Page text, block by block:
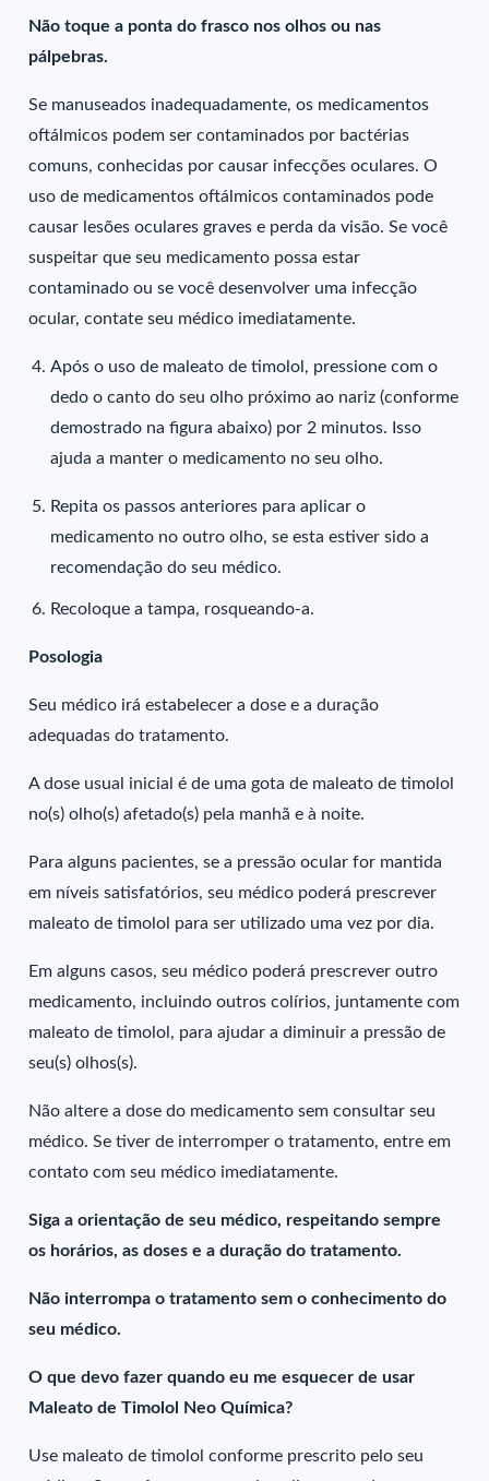
Não toque a ponta do frasco nos olhos ou nas
pálpebras.
Se manuseados inadequadamente, os medicamentos
oftálmicos podem ser contaminados por bactérias
comuns, conhecidas por causar infecções oculares. O
uso de medicamentos oftálmicos contaminados pode
causar lesões oculares graves e perda da visão. Se você
suspeitar que seu medicamento possa estar
contaminado ou se você desenvolver uma infecção
ocular, contate seu médico imediatamente.
Após o uso de maleato de timolol, pressione com o
dedo o canto do seu olho próximo ao nariz (conforme
demostrado na figura abaixo) por 2 minutos. Isso
ajuda a manter o medicamento no seu olho.
Repita os passos anteriores para aplicar o
medicamento no outro olho, se esta estiver sido a
recomendação do seu médico.
Recoloque a tampa, rosqueando-a.
Posologia
Seu médico irá estabelecer a dose e a duração
adequadas do tratamento.
A dose usual inicial é de uma gota de maleato de timolol
no(s) olho(s) afetado(s) pela manhã e à noite.
Para alguns pacientes, se a pressão ocular for mantida
em níveis satisfatórios, seu médico poderá prescrever
maleato de timolol para ser utilizado uma vez por dia.
Em alguns casos, seu médico poderá prescrever outro
medicamento, incluindo outros colírios, juntamente com
maleato de timolol, para ajudar a diminuir a pressão de
seu(s) olhos(s).
Não altere a dose do medicamento sem consultar seu
médico. Se tiver de interromper o tratamento, entre em
contato com seu médico imediatamente.
Siga a orientação de seu médico, respeitando sempre
os horários, as doses e a duração do tratamento.
Não interrompa o tratamento sem o conhecimento do
seu médico.
O que devo fazer quando eu me esquecer de usar
Maleato de Timolol Neo Química?
Use maleato de timolol conforme prescrito pelo seu